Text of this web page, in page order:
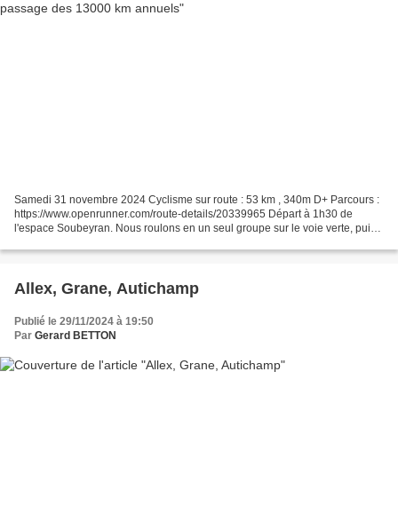
Samedi 31 novembre 2024 Cyclisme sur route : 53 km , 340m D+ Parcours :
https://www.openrunner.com/route-details/20339965 Départ à 1h30 de
l'espace Soubeyran. Nous roulons en un seul groupe sur le voie verte, puis
Allex, Grane, Autichamp
Publié le 29/11/2024 à 19:50
Par Gerard BETTON